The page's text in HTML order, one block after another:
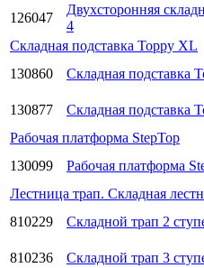
126047
Двухсторонняя
4
Складная подставка Toppy XL
130860
Складная подставка
130877
Складная подставка
Рабочая платформа StepTop
130099
Рабочая платформа
Лестница трап. Складная
810229
Складной трап 2
810236
Складной трап 3